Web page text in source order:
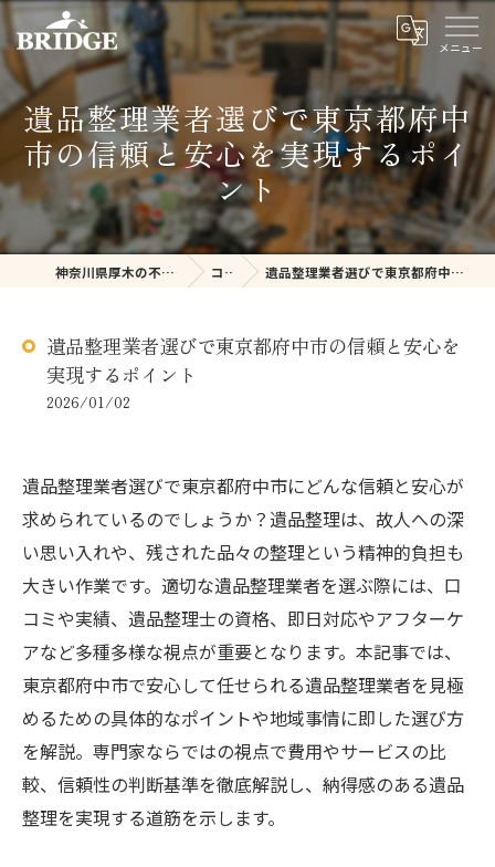
遺品整理業者選びで東京都府中
市の信頼と安心を実現するポイ
ント
神奈川県厚木の不用品回収ならBRIDGE コラム 遺品整理業者選びで東京都府中市の信頼と安心を実現するポイント
遺品整理業者選びで東京都府中市の信頼と安心を
実現するポイント
2026/01/02
遺品整理業者選びで東京都府中市にどんな信頼と安心が
求められているのでしょうか？遺品整理は、故人への深
い思い入れや、残された品々の整理という精神的負担も
大きい作業です。適切な遺品整理業者を選ぶ際には、口
コミや実績、遺品整理士の資格、即日対応やアフターケ
アなど多種多様な視点が重要となります。本記事では、
東京都府中市で安心して任せられる遺品整理業者を見極
めるための具体的なポイントや地域事情に即した選び方
を解説。専門家ならではの視点で費用やサービスの比
較、信頼性の判断基準を徹底解説し、納得感のある遺品
整理を実現する道筋を示します。